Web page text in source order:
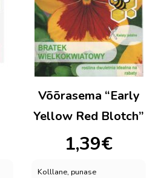
Võõrasema “Early
Yellow Red Blotch”
1,39€
Kolllane, punase